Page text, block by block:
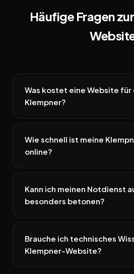
Häufige Fragen
Was kostet eine Website für
Klempner?
Wie schnell ist meine
online?
Kann ich meinen Notdienst
besonders betonen?
Brauche ich technisches
Klempner-Website?